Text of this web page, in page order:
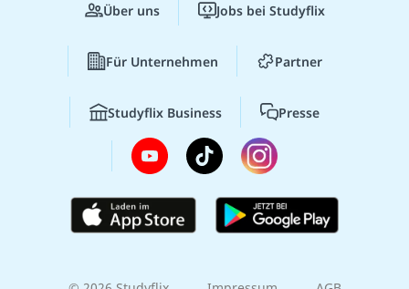
Über uns Jobs bei Studyflix
Für Unternehmen Partner
Studyflix Business Presse